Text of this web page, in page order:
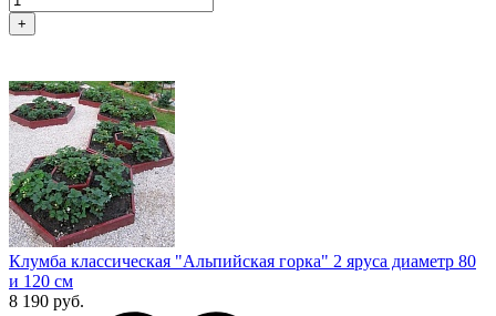
+
Клумба классическая "Альпийская горка" 2 яруса диаметр 80
и 120 см
8 190 руб.